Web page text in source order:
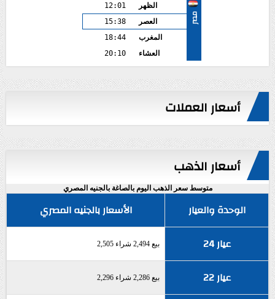
مصر
الظهر
12:01
العصر
15:38
المغرب
18:44
العشاء
20:10
أسعار العملات
أسعار الذهب
متوسط سعر الذهب اليوم بالصاغة بالجنيه المصري
الوحدة والعيار
الأسعار بالجنيه المصري
عيار 24
بيع 2,494 شراء 2,505
عيار 22 بيع 2,286 شراء 2,296